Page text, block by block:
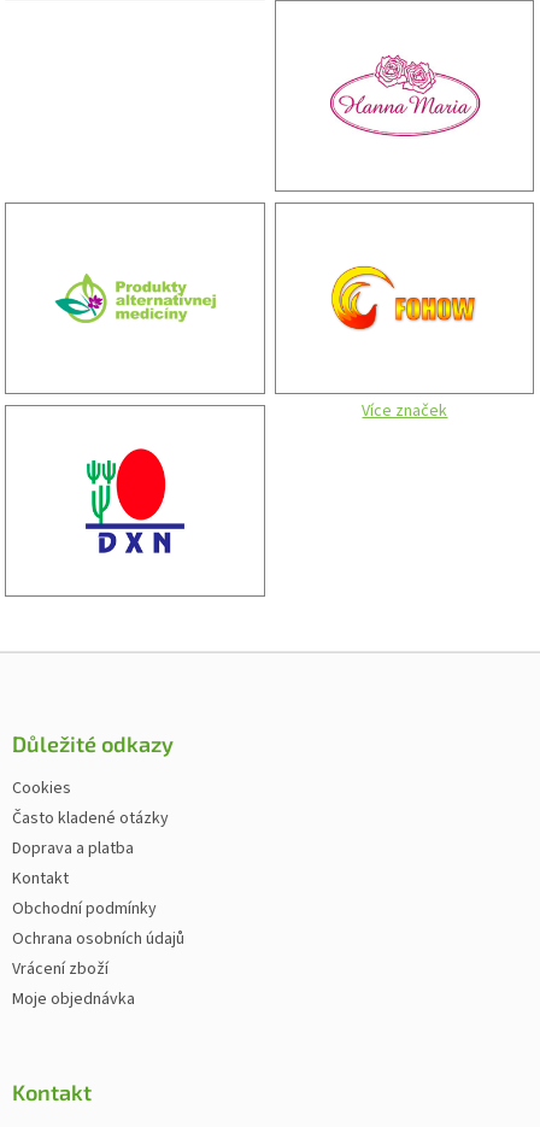
Více značek
Zápatí
Důležité odkazy
Cookies
Často kladené otázky
Doprava a platba
Kontakt
Obchodní podmínky
Ochrana osobních údajů
Vrácení zboží
Moje objednávka
Kontakt